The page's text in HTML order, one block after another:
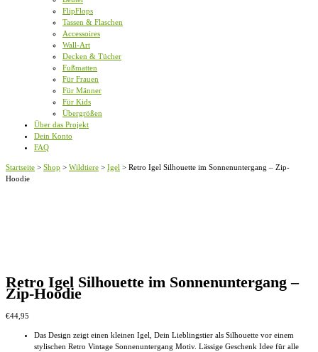
FlipFlops
Tassen & Flaschen
Accessoires
Wall-Art
Decken & Tücher
Fußmatten
Für Frauen
Für Männer
Für Kids
Übergrößen
Über das Projekt
Dein Konto
FAQ
Startseite > Shop > Wildtiere > Igel > Retro Igel Silhouette im Sonnenuntergang – Zip-
Hoodie
Retro Igel Silhouette im Sonnenuntergang –
Zip-Hoodie
€44,95
Das Design zeigt einen kleinen Igel, Dein Lieblingstier als Silhouette vor einem
stylischen Retro Vintage Sonnenuntergang Motiv. Lässige Geschenk Idee für alle